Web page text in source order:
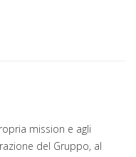
mission e agli
del Gruppo, al